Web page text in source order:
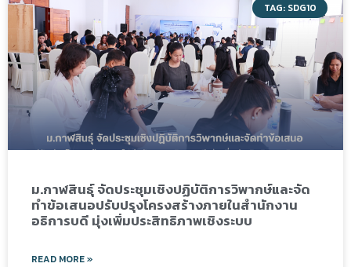
TAG: SDG10
ม.กาฬสินธุ์ จัดประชุมเชิงปฏิบัติการวิพากษ์และจัด
ทำข้อเสนอปรับปรุงโครงสร้างภายในสำนักงาน
อธิการบดี มุ่งเพิ่มประสิทธิภาพเชิงระบบ
READ MORE »